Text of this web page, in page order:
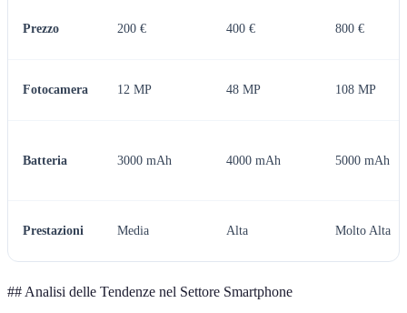
Prezzo 200 € 400 € 800 €
Fotocamera 12 MP 48 MP 108 MP
Batteria 3000 mAh 4000 mAh 5000 mAh
Prestazioni Media Alta Molto Alta
## Analisi delle Tendenze nel Settore Smartphone